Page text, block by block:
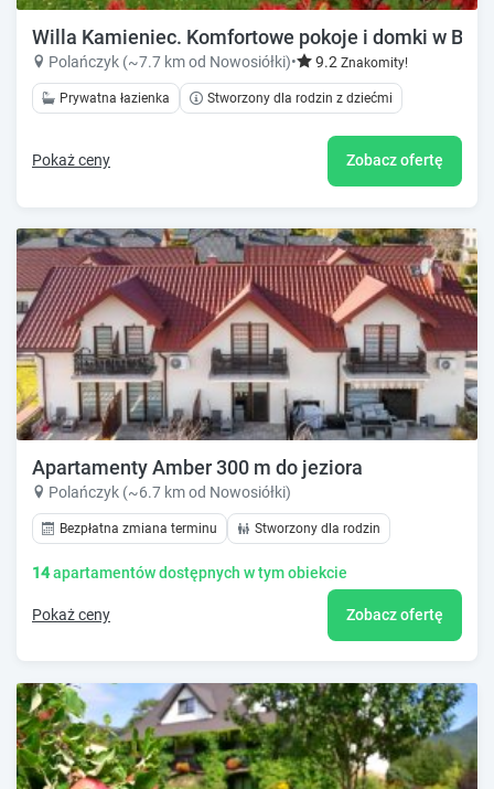
Willa Kamieniec. Komfortowe pokoje i domki w
Polańczyk (~7.7 km od Nowosiółki)• 9.2 Znakomity!
Prywatna łazienka Stworzony dla rodzin z dziećmi
Pokaż ceny Zobacz ofertę
Apartamenty Amber 300 m do jeziora
Polańczyk (~6.7 km od Nowosiółki)
Bezpłatna zmiana terminu Stworzony dla rodzin
14apartamentów dostępnych w tym obiekcie
Pokaż ceny Zobacz ofertę